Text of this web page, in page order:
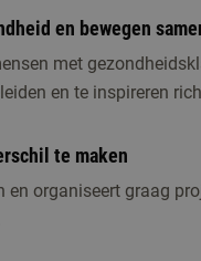
en bewegen
met
en te inspireren
te maken
organiseert graag